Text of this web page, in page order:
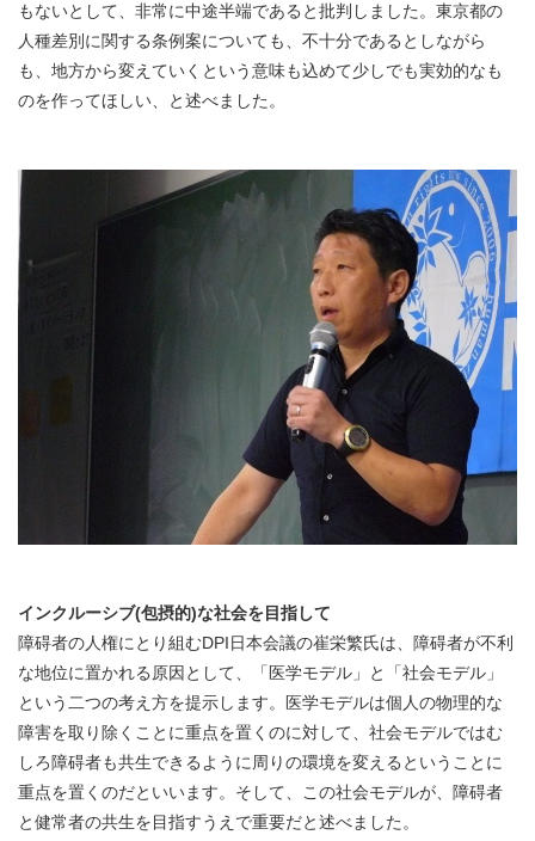
もないとして、非常に中途半端であると批判しました。東京都の
人種差別に関する条例案についても、不十分であるとしながら
も、地方から変えていくという意味も込めて少しでも実効的なも
のを作ってほしい、と述べました。
インクルーシブ(包摂的)な社会を目指して
障碍者の人権にとり組むDPI日本会議の崔栄繁氏は、障碍者が不利
な地位に置かれる原因として、「医学モデル」と「社会モデル」
という二つの考え方を提示します。医学モデルは個人の物理的な
障害を取り除くことに重点を置くのに対して、社会モデルではむ
しろ障碍者も共生できるように周りの環境を変えるということに
重点を置くのだといいます。そして、この社会モデルが、障碍者
と健常者の共生を目指すうえで重要だと述べました。